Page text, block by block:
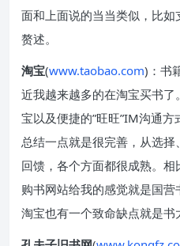
面和上面说的当当类似，比
赘述。
淘宝(www.taobao.com)：书
近我越来越多的在淘宝买书
宝以及便捷的”旺旺”IM沟通方
总结一点就是很完善，从选
回馈，各个方面都很成熟。
购书网站给我的感觉就是国营
淘宝也有一个致命缺点就是书